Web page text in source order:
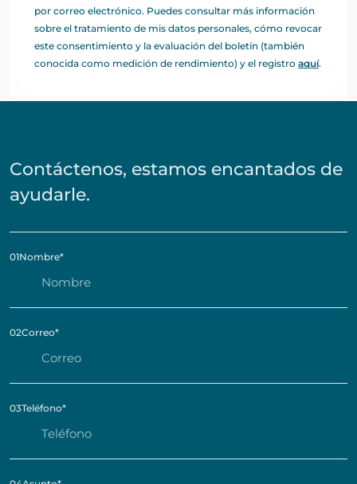
por correo electrónico. Puedes consultar más información
sobre el tratamiento de mis datos personales, cómo revocar
este consentimiento y la evaluación del boletín (también
conocida como medición de rendimiento) y el registro aquí.
Contáctenos, estamos encantados de
ayudarle.
01Nombre*
02Correo*
03Teléfono*